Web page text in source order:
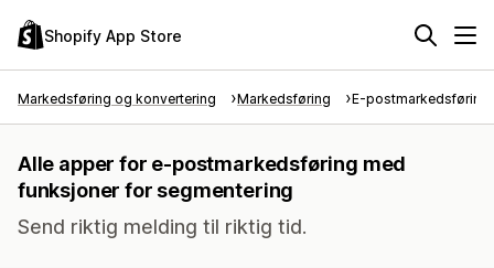
Shopify App Store
Markedsføring og konvertering Markedsføring E-postmarkedsføring
Alle apper for e-postmarkedsføring med
funksjoner for segmentering
Send riktig melding til riktig tid.